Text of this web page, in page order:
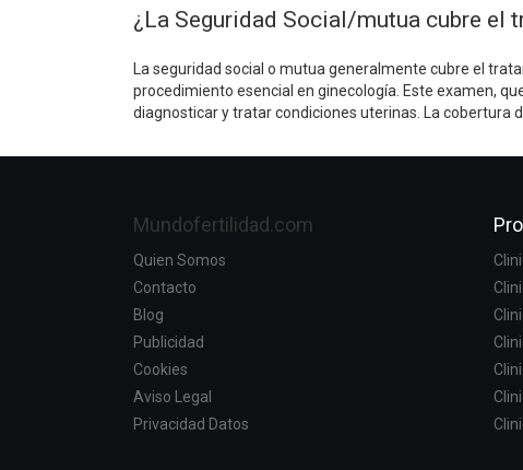
¿La Seguridad Social/mutua cubre el
La seguridad social o mutua generalmente cubre el
procedimiento esencial en ginecología. Este examen,
diagnosticar y tratar condiciones uterinas. La cobertura
Mundofertilidad.com
Quien Somos
Contacto
Blog
Publicidad
Cookies
Aviso Legal
Privacidad Datos